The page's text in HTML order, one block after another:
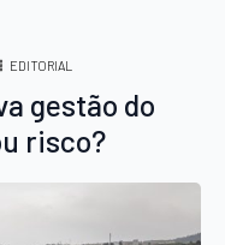
EDITORIAL
gestão do
risco?